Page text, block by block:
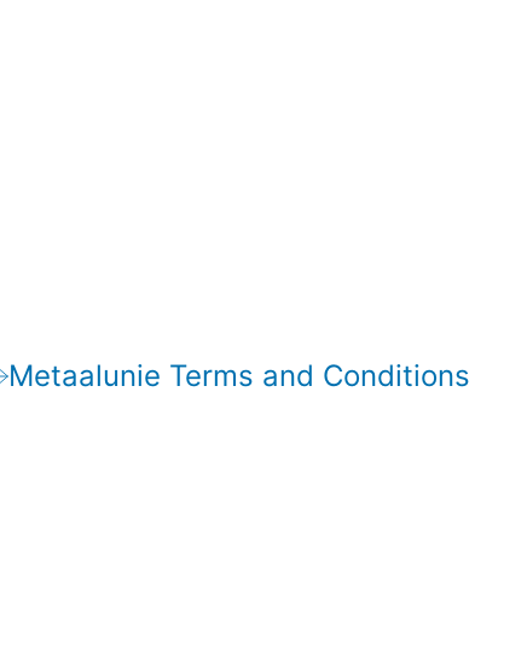
Metaalunie Terms and Conditions